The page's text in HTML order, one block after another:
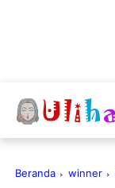
Beranda winner